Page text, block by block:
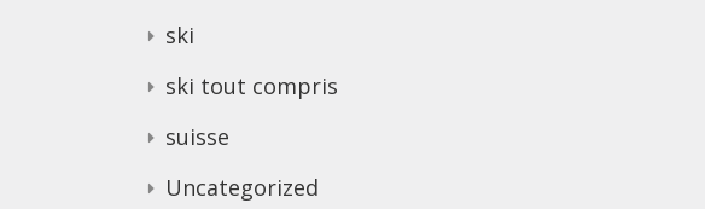
ski
ski tout compris
suisse
Uncategorized